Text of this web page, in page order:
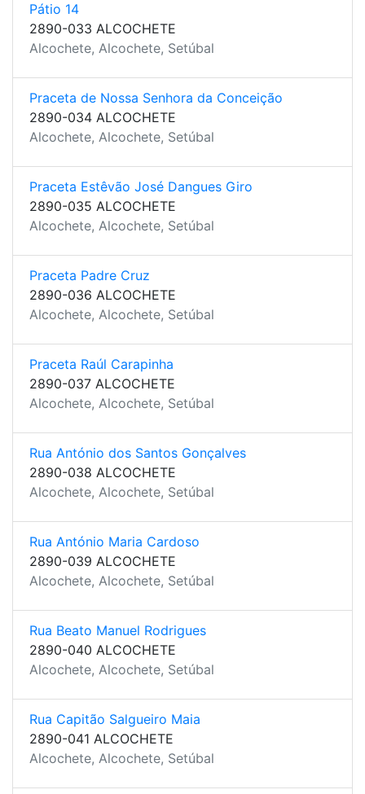
Pátio 14
2890-033 ALCOCHETE
Alcochete, Alcochete, Setúbal
Praceta de Nossa Senhora da Conceição
2890-034 ALCOCHETE
Alcochete, Alcochete, Setúbal
Praceta Estêvão José Dangues Giro
2890-035 ALCOCHETE
Alcochete, Alcochete, Setúbal
Praceta Padre Cruz
2890-036 ALCOCHETE
Alcochete, Alcochete, Setúbal
Praceta Raúl Carapinha
2890-037 ALCOCHETE
Alcochete, Alcochete, Setúbal
Rua António dos Santos Gonçalves
2890-038 ALCOCHETE
Alcochete, Alcochete, Setúbal
Rua António Maria Cardoso
2890-039 ALCOCHETE
Alcochete, Alcochete, Setúbal
Rua Beato Manuel Rodrigues
2890-040 ALCOCHETE
Alcochete, Alcochete, Setúbal
Rua Capitão Salgueiro Maia
2890-041 ALCOCHETE
Alcochete, Alcochete, Setúbal